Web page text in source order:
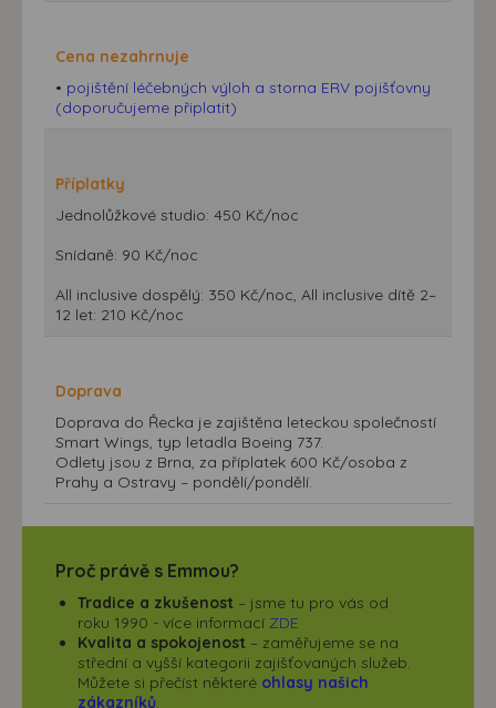
Cena nezahrnuje
• pojištění léčebných výloh a storna ERV pojišťovny
(doporučujeme připlatit)
Příplatky
Jednolůžkové studio: 450 Kč/noc
Snídaně: 90 Kč/noc
All inclusive dospělý: 350 Kč/noc, All inclusive dítě 2–
12 let: 210 Kč/noc
Doprava
Doprava do Řecka je zajištěna leteckou společností
Smart Wings, typ letadla Boeing 737.
Odlety jsou z Brna, za příplatek 600 Kč/osoba z
Prahy a Ostravy – pondělí/pondělí.
Proč právě s Emmou?
Tradice a zkušenost – jsme tu pro vás od
roku 1990 - více informací ZDE
Kvalita a spokojenost – zaměřujeme se na
střední a vyšší kategorii zajišťovaných služeb.
Můžete si přečíst některé ohlasy našich
zákazníků.